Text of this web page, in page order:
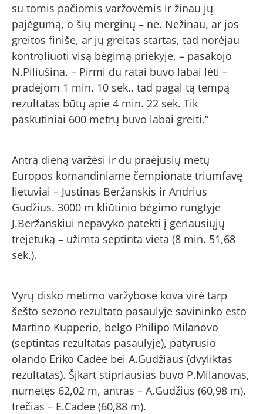
su tomis pačiomis varžovėmis ir žinau jų
pajėgumą, o šių merginų – ne. Nežinau, ar jos
greitos finiše, ar jų greitas startas, tad norėjau
kontroliuoti visą bėgimą priekyje, – pasakojo
N.Piliušina. – Pirmi du ratai buvo labai lėti –
pradėjom 1 min. 10 sek., tad pagal tą tempą
rezultatas būtų apie 4 min. 22 sek. Tik
paskutiniai 600 metrų buvo labai greiti.“
Antrą dieną varžėsi ir du praėjusių metų
Europos komandiniame čempionate triumfavę
lietuviai – Justinas Beržanskis ir Andrius
Gudžius. 3000 m kliūtinio bėgimo rungtyje
J.Beržanskiui nepavyko patekti į geriausiųjų
trejetuką – užimta septinta vieta (8 min. 51,68
sek.).
Vyrų disko metimo varžybose kova virė tarp
šešto sezono rezultato pasaulyje savininko esto
Martino Kupperio, belgo Philipo Milanovo
(septintas rezultatas pasaulyje), patyrusio
olando Eriko Cadee bei A.Gudžiaus (dvyliktas
rezultatas). Šįkart stipriausias buvo P.Milanovas,
numetęs 62,02 m, antras – A.Gudžius (60,98 m),
trečias – E.Cadee (60,88 m).